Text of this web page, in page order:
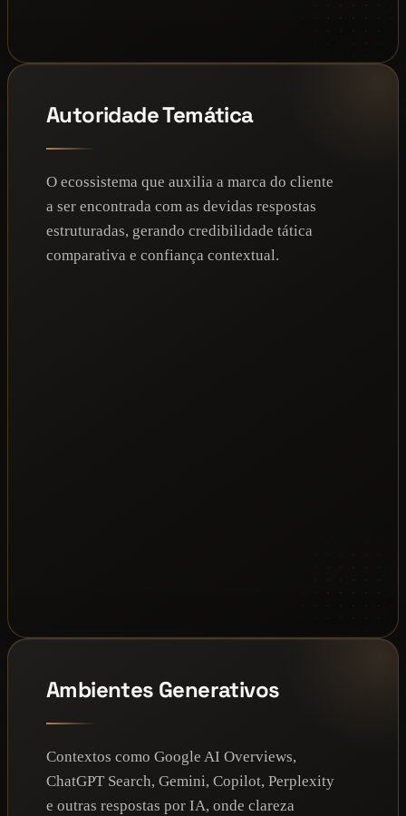
Autoridade Temática
O ecossistema que auxilia a marca do cliente
a ser encontrada com as devidas respostas
estruturadas, gerando credibilidade tática
comparativa e confiança contextual.
Ambientes Generativos
Contextos como Google AI Overviews,
ChatGPT Search, Gemini, Copilot, Perplexity
e outras respostas por IA, onde clareza